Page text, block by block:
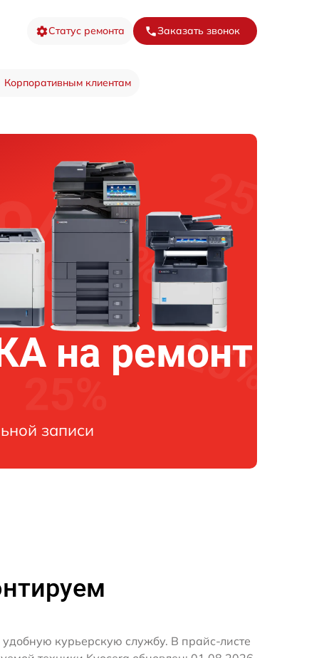
Статус ремонта Заказать звонок
Корпоративным клиентам
на ремонт
записи
курьерскую службу. В прайс-листе